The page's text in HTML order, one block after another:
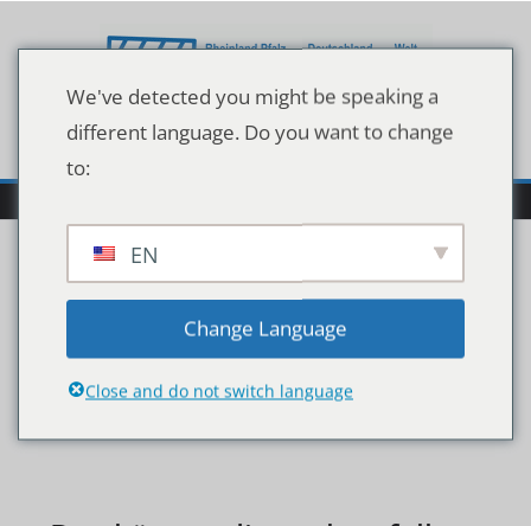
Inhalt
imago95995601h
We've detected you might be speaking a
different language. Do you want to change
to:
EN
Change Language
Close and do not switch language